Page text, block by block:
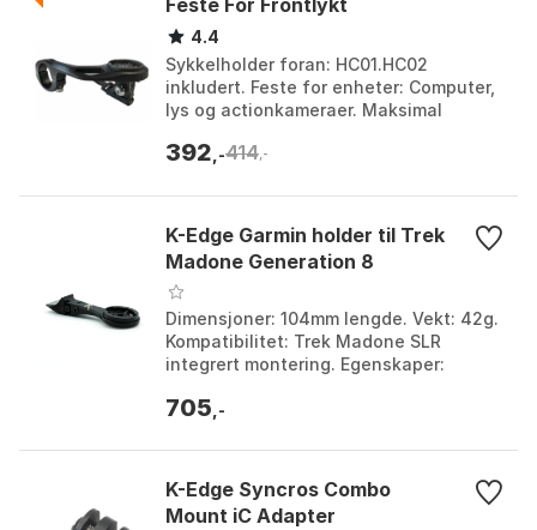
4.4
Sykkelholder foran: HC01.HC02
inkludert. Feste for enheter: Computer,
lys og actionkameraer. Maksimal
Ø25.4 & Ø31.8 mm. Fa...
392 ,-414,-
K-Edge Garmin holder til Trek
Madone Generation 8
Dimensjoner: 104mm lengde. Vekt: 42g.
Kompatibilitet: Trek Madone SLR
integrert montering. Egenskaper:
Størrelse: One Size.
705 ,-
K-Edge Syncros Combo
Mount iC Adapter